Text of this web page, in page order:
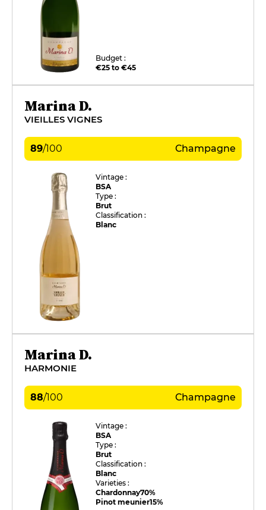
Budget :
€25 to €45
Marina D.
VIEILLES VIGNES
89/100 Champagne
Vintage :
BSA
Type :
Brut
Classification :
Blanc
Marina D.
HARMONIE
88/100 Champagne
Vintage :
BSA
Type :
Brut
Classification :
Blanc
Varieties :
Chardonnay70%
Pinot meunier15%